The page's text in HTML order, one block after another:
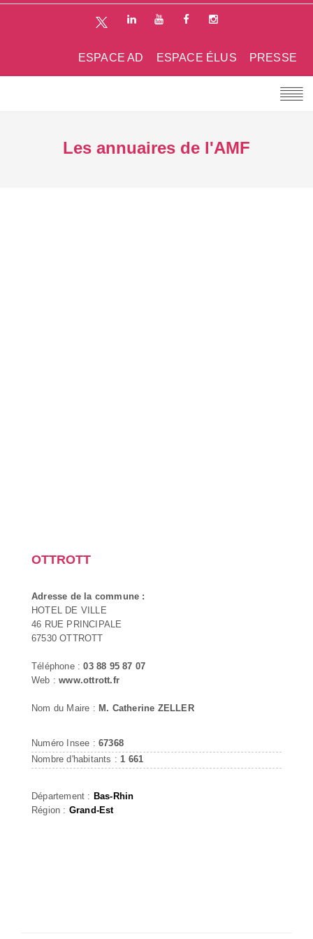
PRESSE
ESPACE ÉLUS
ESPACE AD
Les annuaires de l'AMF
OTTROTT
Adresse de la commune :
HOTEL DE VILLE
46 RUE PRINCIPALE
67530 OTTROTT
Téléphone :03 88 95 87 07
Web :www.ottrott.fr
Nom du Maire : M. Catherine ZELLER
Numéro Insee : 67368
Nombre d'habitants : 1 661
Département : Bas-Rhin
Région : Grand-Est